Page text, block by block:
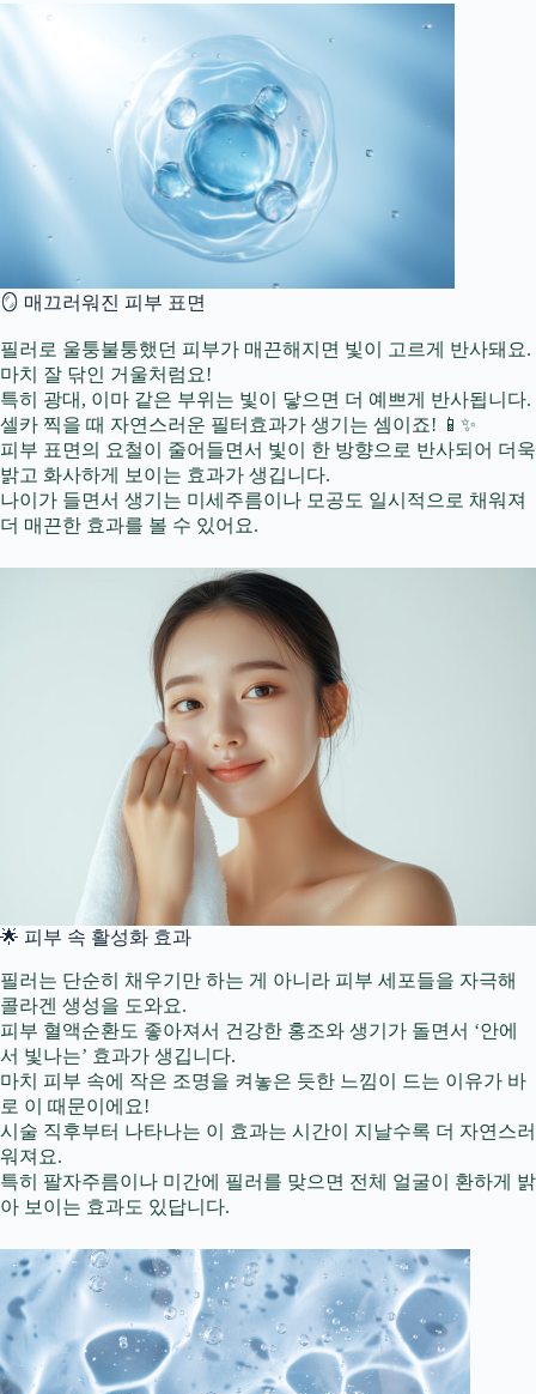
🪞 매끄러워진 피부 표면
필러로 울퉁불퉁했던 피부가 매끈해지면 빛이 고르게 반사돼요.
마치 잘 닦인 거울처럼요!
특히 광대, 이마 같은 부위는 빛이 닿으면 더 예쁘게 반사됩니다.
셀카 찍을 때 자연스러운 필터효과가 생기는 셈이죠! 📱✨
피부 표면의 요철이 줄어들면서 빛이 한 방향으로 반사되어 더욱
밝고 화사하게 보이는 효과가 생깁니다.
나이가 들면서 생기는 미세주름이나 모공도 일시적으로 채워져
더 매끈한 효과를 볼 수 있어요.
🌟 피부 속 활성화 효과
필러는 단순히 채우기만 하는 게 아니라 피부 세포들을 자극해
콜라겐 생성을 도와요.
피부 혈액순환도 좋아져서 건강한 홍조와 생기가 돌면서 ‘안에
서 빛나는’ 효과가 생깁니다.
마치 피부 속에 작은 조명을 켜놓은 듯한 느낌이 드는 이유가 바
로 이 때문이에요!
시술 직후부터 나타나는 이 효과는 시간이 지날수록 더 자연스러
워져요.
특히 팔자주름이나 미간에 필러를 맞으면 전체 얼굴이 환하게 밝
아 보이는 효과도 있답니다.